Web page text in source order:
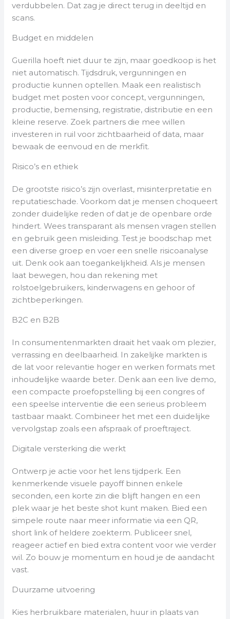
verdubbelen. Dat zag je direct terug in deeltijd en
scans.
Budget en middelen
Guerilla hoeft niet duur te zijn, maar goedkoop is het
niet automatisch. Tijdsdruk, vergunningen en
productie kunnen optellen. Maak een realistisch
budget met posten voor concept, vergunningen,
productie, bemensing, registratie, distributie en een
kleine reserve. Zoek partners die mee willen
investeren in ruil voor zichtbaarheid of data, maar
bewaak de eenvoud en de merkfit.
Risico’s en ethiek
De grootste risico’s zijn overlast, misinterpretatie en
reputatieschade. Voorkom dat je mensen choqueert
zonder duidelijke reden of dat je de openbare orde
hindert. Wees transparant als mensen vragen stellen
en gebruik geen misleiding. Test je boodschap met
een diverse groep en voer een snelle risicoanalyse
uit. Denk ook aan toegankelijkheid. Als je mensen
laat bewegen, hou dan rekening met
rolstoelgebruikers, kinderwagens en gehoor of
zichtbeperkingen.
B2C en B2B
In consumentenmarkten draait het vaak om plezier,
verrassing en deelbaarheid. In zakelijke markten is
de lat voor relevantie hoger en werken formats met
inhoudelijke waarde beter. Denk aan een live demo,
een compacte proefopstelling bij een congres of
een speelse interventie die een serieus probleem
tastbaar maakt. Combineer het met een duidelijke
vervolgstap zoals een afspraak of proeftraject.
Digitale versterking die werkt
Ontwerp je actie voor het lens tijdperk. Een
kenmerkende visuele payoff binnen enkele
seconden, een korte zin die blijft hangen en een
plek waar je het beste shot kunt maken. Bied een
simpele route naar meer informatie via een QR,
short link of heldere zoekterm. Publiceer snel,
reageer actief en bied extra content voor wie verder
wil. Zo bouw je momentum en houd je de aandacht
vast.
Duurzame uitvoering
Kies herbruikbare materialen, huur in plaats van